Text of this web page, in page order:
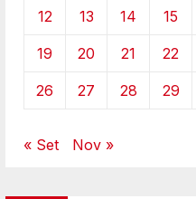
12 13 14 15
19 20 21 22
26 27 28 29
« Set Nov »